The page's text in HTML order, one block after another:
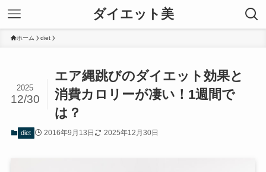
ダイエット美
ホーム diet
エア縄跳びのダイエット効果と
消費カロリーが凄い！1週間で
は？
2025
12/30
diet 2016年9月13日 2025年12月30日